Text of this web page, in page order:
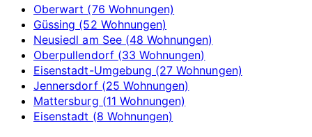
Oberwart (76 Wohnungen)
Güssing (52 Wohnungen)
Neusiedl am See (48 Wohnungen)
Oberpullendorf (33 Wohnungen)
Eisenstadt-Umgebung (27 Wohnungen)
Jennersdorf (25 Wohnungen)
Mattersburg (11 Wohnungen)
Eisenstadt (8 Wohnungen)